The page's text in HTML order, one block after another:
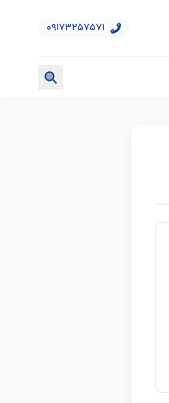
۰۹۱۷۳۲۵۷۵۷۱